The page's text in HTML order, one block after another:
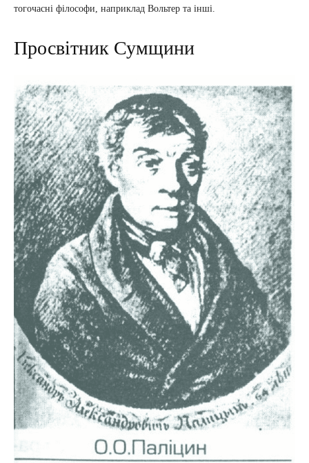
тогочасні філософи, наприклад Вольтер та інші.
Просвітник Сумщини